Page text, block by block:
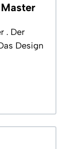
. Der
Design